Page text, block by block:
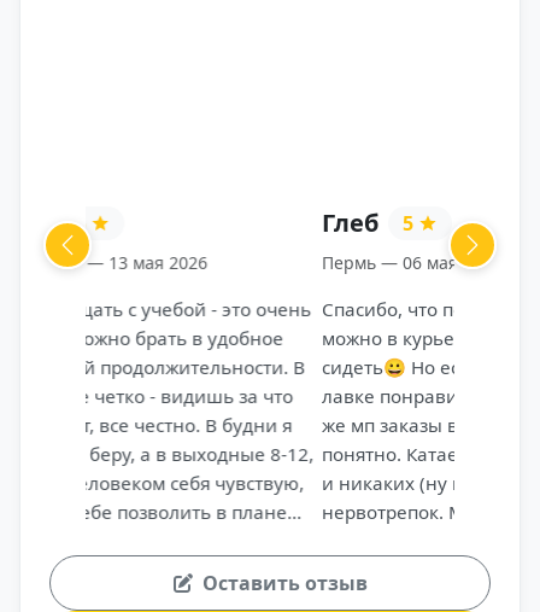
Глеб
Пермь — 06 мая 2026
Спасибо, что появились доставки и
можно в курьеры пойти, а не в офисе
сидеть😀 Но если серьезно, курьерить в
лавке понравилось больше чем на том
же мп заказы выдавать. Тут все просто и
понятно. Катаешься, развозишь заказы
и никаких (ну почти) клиентов и
нервотрепок. Медлительные люди и
маршруту бывают нечасто, да и мелочи
это. Главное что платят часто, часто
Previous Next
Оставить отзыв